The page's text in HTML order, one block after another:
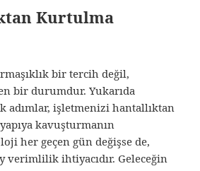
Kurtulma
bir tercih değil,
bir durumdur. Yukarıda
adımlar, işletmenizi hantallıktan
kavuşturmanın
her geçen gün değişse de,
verimlilik ihtiyacıdır. Geleceğin